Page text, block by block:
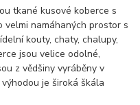
tkané kusové koberce s
velmi namáhaných prostor s
kouty, chaty, chalupy,
jsou velice odolné,
z vědšiny vyráběny v
je široká škála